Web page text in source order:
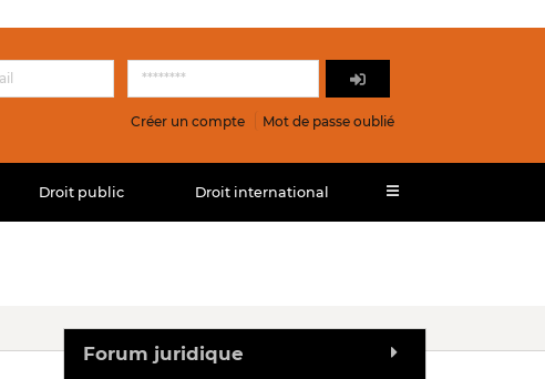
Créer un compte Mot de passe oublié
Droit public Droit international
Forum juridique